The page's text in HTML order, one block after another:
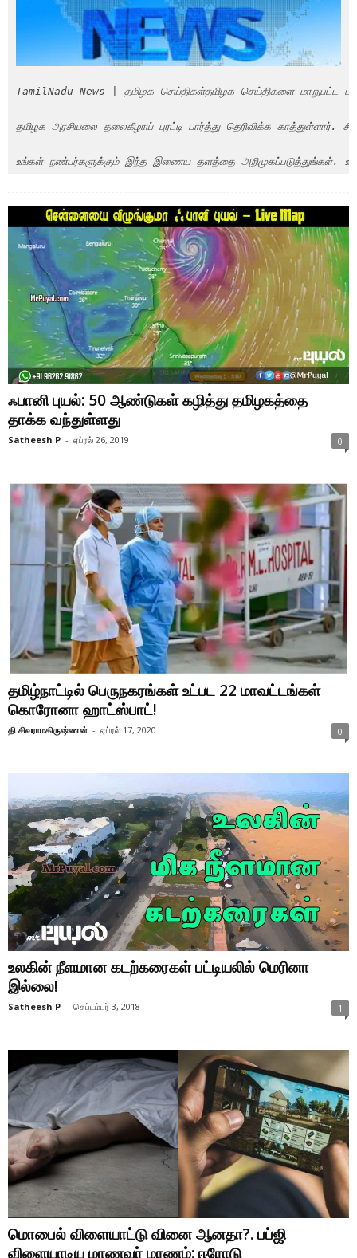
TamilNadu News | தமிழக செய்திகள்தமிழக செய்திகளை மாறுபட்ட
தமிழக அரசியலை தலைகீழாய் புரட்டி பார்த்து தெரிவிக்க காத்துள்ளார்.
உங்கள் நண்பர்களுக்கும் இந்த இணைய தளத்தை அறிமுகப்படுத்துங்கள்.
ஃபானி புயல்: 50 ஆண்டுகள் கழித்து தமிழகத்தை
தாக்க வந்துள்ளது
Satheesh P - ஏப்ரல் 26, 2019 0
தமிழ்நாட்டில் பெருநகரங்கள் உட்பட 22 மாவட்டங்கள்
கொரோனா ஹாட்ஸ்பாட்!
தி சிவராமகிருஷ்ணன் - ஏப்ரல் 17, 2020 0
உலகின் நீளமான கடற்கரைகள் பட்டியலில் மெரினா
இல்லை!
Satheesh P - செப்டம்பர் 3, 2018 1
மொபைல் விளையாட்டு வினை ஆனதா?. பப்ஜி
விளையாடிய மாணவர் மரணம்: ஈரோடு